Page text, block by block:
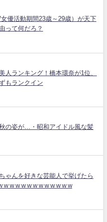
優活動期間23歳～29歳）が天下
って何だろ？
人ランキング！橋本環奈が1位、
もランクイン
秋の姿が…・昭和アイドル風な髪
ゃんを好きな芸能人で挙げたら
w w w w w w w w w w w w